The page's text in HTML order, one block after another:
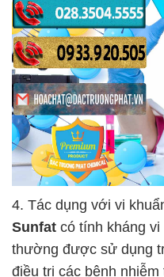
4. Tác dụng với vi
Sunfat có tính kháng
thường được sử dụng
điều trị các bệnh